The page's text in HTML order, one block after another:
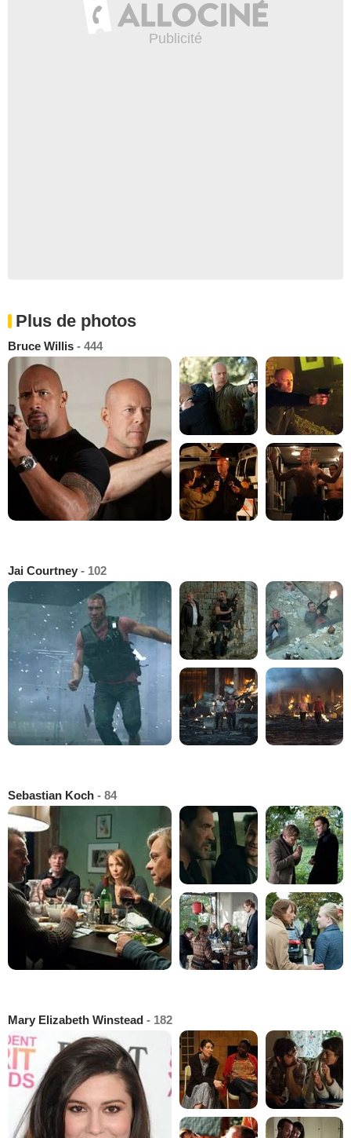
Plus de photos
Bruce Willis - 444
Jai Courtney - 102
Sebastian Koch - 84
Mary Elizabeth Winstead - 182